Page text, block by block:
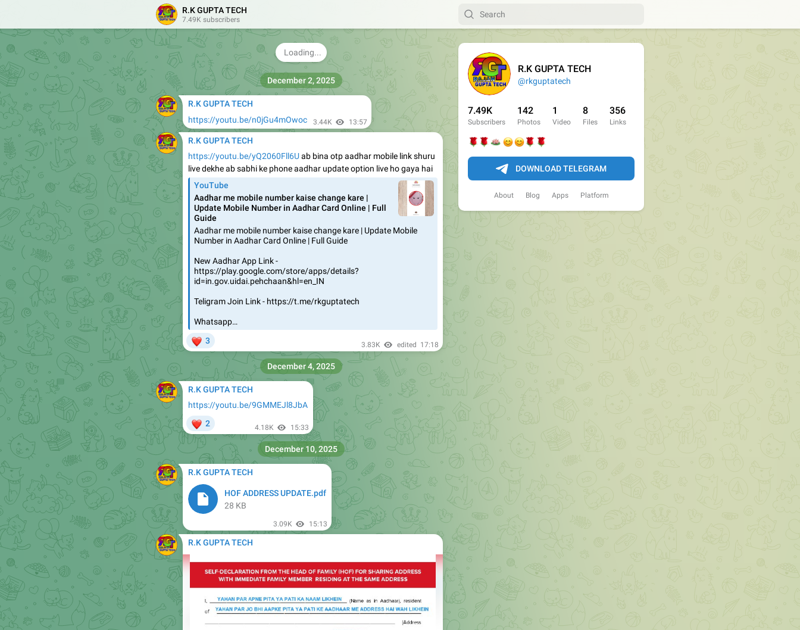
R.K GUPTA TECH
@rkguptatech
7.49K
Subscribers
142
Photos
1
Video
8
Files
356
Links
🌹
🌹
🪷
😊
😊
🌹
🌹
DOWNLOAD TELEGRAM
About Blog Apps Platform
R.K GUPTA TECH
7.49K subscribers
R.K GUPTA TECH
https://youtu.be/dnhqWIHCjhk
3.36K 07:10
R.K GUPTA TECH
https://youtu.be/n0jGu4mOwoc
3.44K 13:57
R.K GUPTA TECH
https://youtu.be/yQ2060Fll6Uab bina otp aadhar mobile link shuru
live dekhe ab sabhi ke phone aadhar update option live ho gaya hai
YouTube
Aadhar me mobile number kaise change kare |
Update Mobile Number in Aadhar Card Online | Full
Guide
Aadhar me mobile number kaise change kare | Update Mobile
Number in Aadhar Card Online | Full Guide
New Aadhar App Link -
https://play.google.com/store/apps/details?
id=in.gov.uidai.pehchaan&hl=en_IN
Teligram Join Link - https://t.me/rkguptatech
Whatsapp…
❤
R.K GUPTA TECH
https://youtu.be/9GMMEJl8JbA
❤
4.18K 15:33
R.K GUPTA TECH
HOF ADDRESS UPDATE.pdf
3.09K 15:13
December 10, 2025
R.K GUPTA TECH